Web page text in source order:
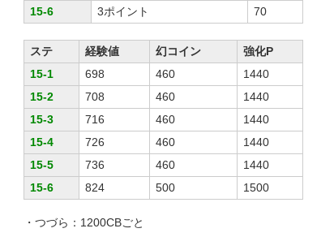
15-6
3ポイント 70
ステ 経験値 幻コイン
強化P
15-1
698 460
1440
15-2
708 460
1440
15-3
716 460
1440
15-4
726 460
1440
15-5
736 460
1440
15-6
824 500 1500
・つづら：1200CBごと